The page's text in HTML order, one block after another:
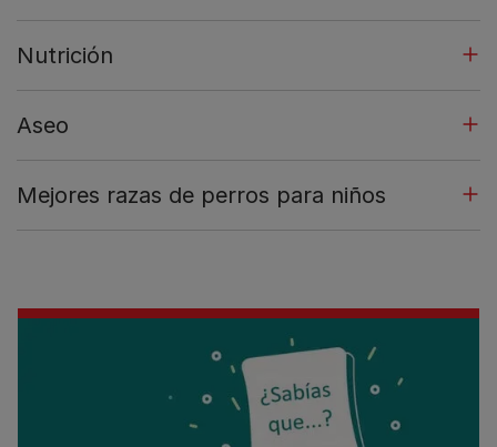
Nutrición
Aseo
Mejores razas de perros para niños